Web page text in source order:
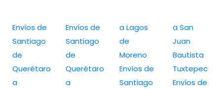
Envíos de
Santiago
de
Querétaro
a
Envíos de
Santiago
de
Querétaro
a
a Lagos
de
Moreno
Envíos de
Santiago
a San
Juan
Bautista
Tuxtepec
Envíos de